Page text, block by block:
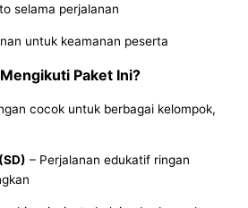
selama perjalanan
untuk keamanan peserta
Paket Ini?
cocok untuk berbagai kelompok,
– Perjalanan edukatif ringan